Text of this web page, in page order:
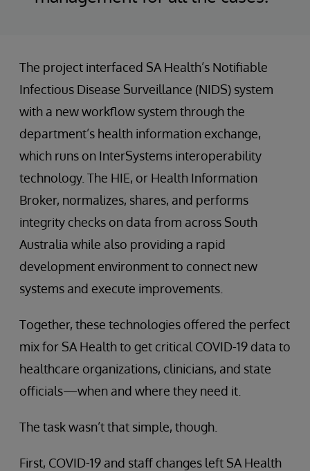
The project interfaced SA Health’s Notifiable
Infectious Disease Surveillance (NIDS) system
with a new workflow system through the
department’s health information exchange,
which runs on InterSystems interoperability
technology. The HIE, or Health Information
Broker, normalizes, shares, and performs
integrity checks on data from across South
Australia while also providing a rapid
development environment to connect new
systems and execute improvements.
Together, these technologies offered the perfect
mix for SA Health to get critical COVID-19 data to
healthcare organizations, clinicians, and state
officials—when and where they need it.
The task wasn’t that simple, though.
First, COVID-19 and staff changes left SA Health